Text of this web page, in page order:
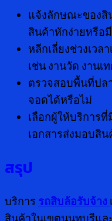
แจ้งลักษณะของสิ
สินค้าหักง่ายหรือ
หลีกเลี่ยงช่วงเวล
เช่น งานวัด งานเ
ตรวจสอบพื้นที่ปล
จอดได้หรือไม่
เลือกผู้ให้บริการที่
เอกสารส่งมอบสิน
สรุป
บริการ รถสิบล้อรับจ้าง
สินค้าในเขตนนทบุรีแล